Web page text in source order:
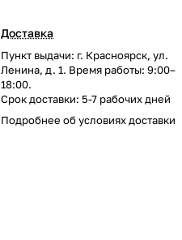
Доставка
Пункт выдачи: г. Красноярск, ул.
Ленина, д. 1. Время работы: 9:00–
18:00.
Срок доставки: 5-7 рабочих дней
Подробнее обусловиях доставки